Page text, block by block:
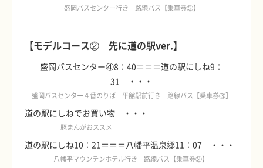
盛岡バスセンター行き 路線バス【乗車券③】
【モデルコース② 先に道の駅ver.】
盛岡バスセンター④8：40＝＝＝道の駅にしね9：
31 ・・・
盛岡バスセンター４番のりば 平舘駅前行き 路線バス【乗車券③】
道の駅にしねでお買い物 ・・・
豚まんがおススメ
道の駅にしね10：21＝＝＝八幡平温泉郷11：07 ・・・
八幡平マウンテンホテル行き 路線バス【乗車券②】